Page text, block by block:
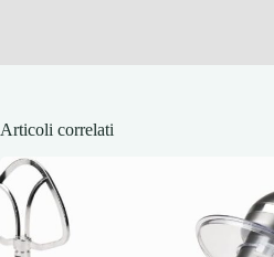
Articoli correlati